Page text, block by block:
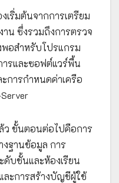
เริ่มต้นจากการเตรียม
น ซึ่งรวมถึงการตรวจ
พอสำหรับโปรแกรม
รและซอฟต์แวร์พื้น
การกำหนดค่าเครือ
ว ขั้นตอนต่อไปคือการ
ฐานข้อมูล การ
ดับชั้นและห้องเรียน
ละการสร้างบัญชีผู้ใช้